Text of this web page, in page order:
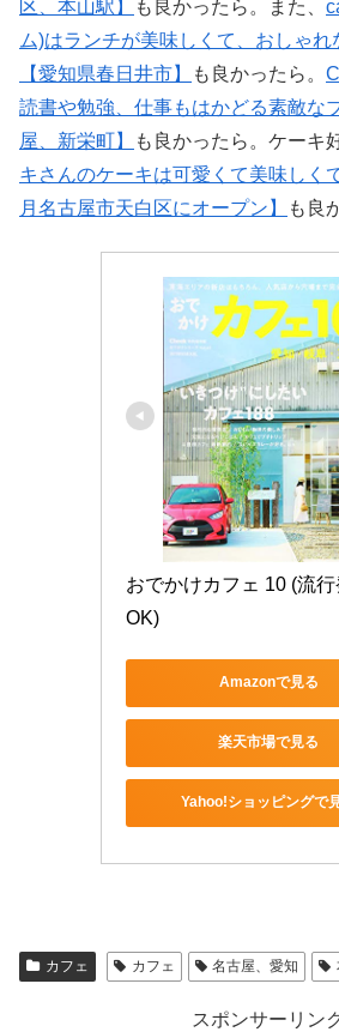
区、本山駅】 も良かったら。また、
ム)はランチが美味しくて、おしゃれ
【愛知県春日井市】
も良かったら。
読書や勉強、仕事もはかどる素敵な
屋、新栄町】
も良かったら。ケーキ
キさんのケーキは可愛くて美味しく
月名古屋市天白区にオープン】
も良
おでかけカフェ 10 (流
OK)
Amazonで見る
楽天市場で見る
Yahoo!ショッピングで
カフェ カフェ 名古屋、愛知
スポンサーリン